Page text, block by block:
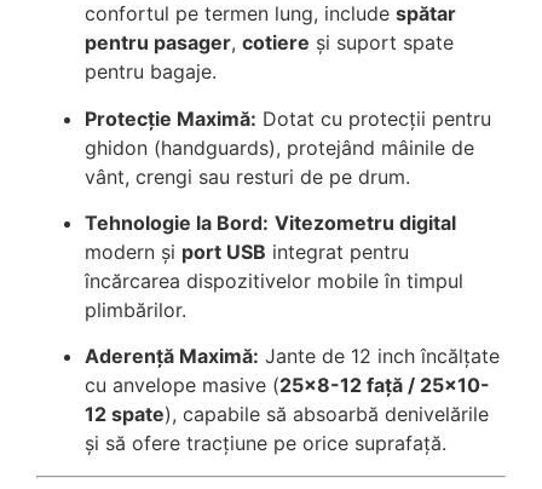
confortul pe termen lung, include spătar
pentru pasager, cotiere și suport spate
pentru bagaje.
Protecție Maximă: Dotat cu protecții pentru
ghidon (handguards), protejând mâinile de
vânt, crengi sau resturi de pe drum.
Tehnologie la Bord: Vitezometru digital
modern și port USB integrat pentru
încărcarea dispozitivelor mobile în timpul
plimbărilor.
Aderență Maximă: Jante de 12 inch încălțate
cu anvelope masive (25×8-12 față / 25×10-
12 spate), capabile să absoarbă denivelările
și să ofere tracțiune pe orice suprafață.